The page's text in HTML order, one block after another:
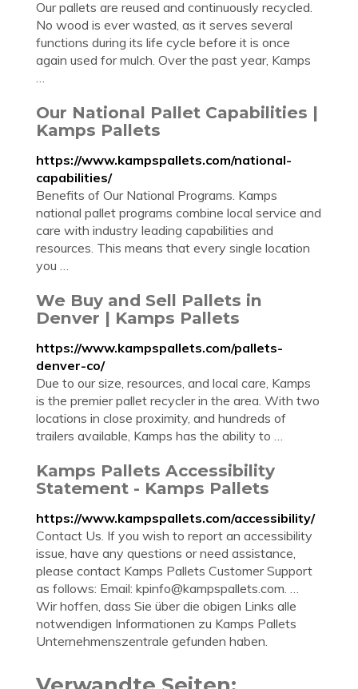
Our pallets are reused and continuously recycled.
No wood is ever wasted, as it serves several
functions during its life cycle before it is once
again used for mulch. Over the past year, Kamps
…
Our National Pallet Capabilities |
Kamps Pallets
https://www.kampspallets.com/national-
capabilities/
Benefits of Our National Programs. Kamps
national pallet programs combine local service and
care with industry leading capabilities and
resources. This means that every single location
you …
We Buy and Sell Pallets in
Denver | Kamps Pallets
https://www.kampspallets.com/pallets-
denver-co/
Due to our size, resources, and local care, Kamps
is the premier pallet recycler in the area. With two
locations in close proximity, and hundreds of
trailers available, Kamps has the ability to …
Kamps Pallets Accessibility
Statement - Kamps Pallets
https://www.kampspallets.com/accessibility/
Contact Us. If you wish to report an accessibility
issue, have any questions or need assistance,
please contact Kamps Pallets Customer Support
as follows: Email: kpinfo@kampspallets.com. …
Wir hoffen, dass Sie über die obigen Links alle
notwendigen Informationen zu Kamps Pallets
Unternehmenszentrale gefunden haben.